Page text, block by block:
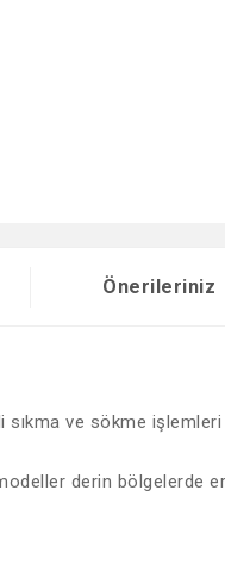
Önerileriniz
ve sökme işlemleri
derin bölgelerde